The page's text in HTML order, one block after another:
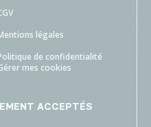
légales
de confidentialité
mes cookies
ACCEPTÉS